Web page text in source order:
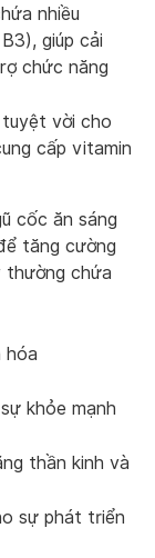
nhiều
giúp cải
chức năng
vời cho
cấp vitamin
cốc ăn sáng
tăng cường
thường chứa
hóa
khỏe mạnh
thần kinh và
sự phát triển